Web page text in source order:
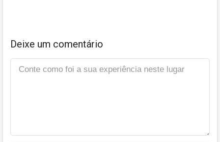
Deixe um comentário